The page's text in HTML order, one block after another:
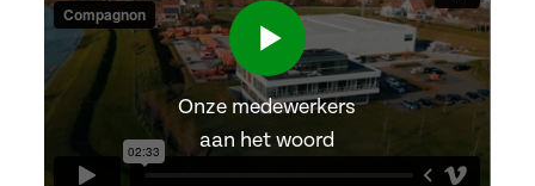
Onze medewerkers
aan het woord